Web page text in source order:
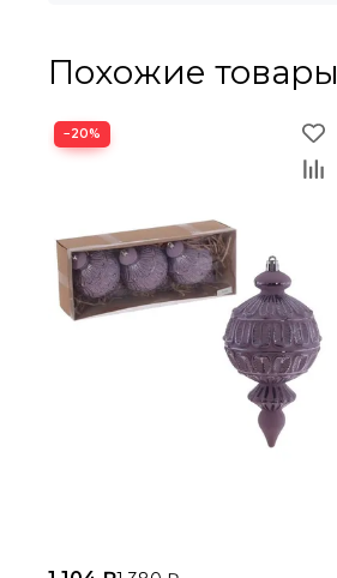
Похожие товары
−20%